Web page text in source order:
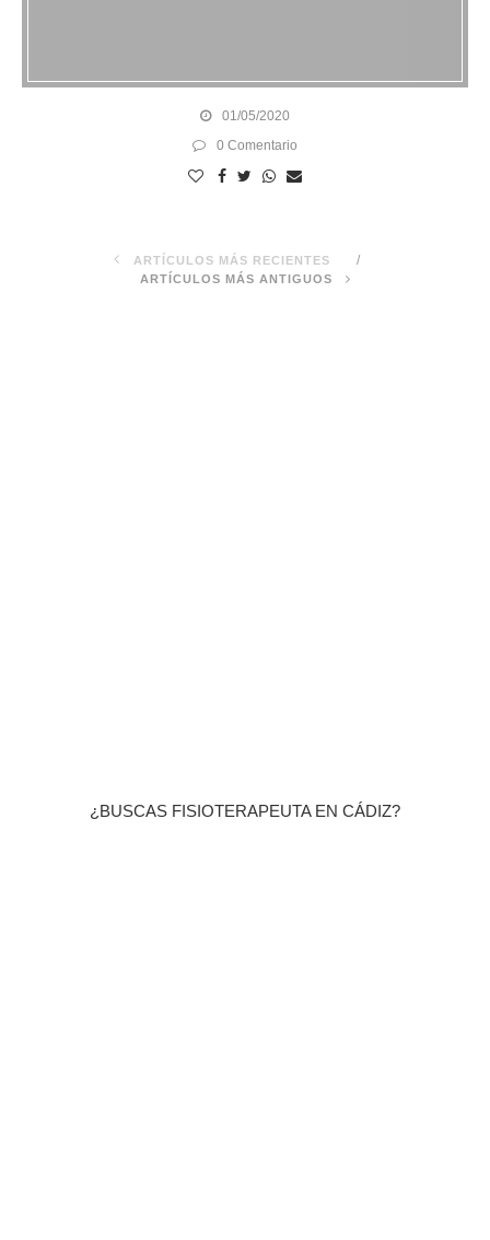
01/05/2020
0 Comentario
ARTÍCULOS MÁS RECIENTES
ARTÍCULOS MÁS ANTIGUOS
¿BUSCAS FISIOTERAPEUTA EN CÁDIZ?